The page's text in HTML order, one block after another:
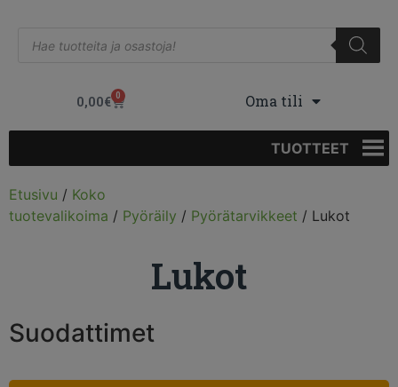
0,00€ 0 Oma tili
TUOTTEET
Etusivu / Koko
tuotevalikoima / Pyöräily / Pyörätarvikkeet / Lukot
Lukot
Suodattimet